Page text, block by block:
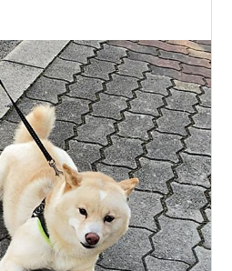
車（？）しています。 グラン